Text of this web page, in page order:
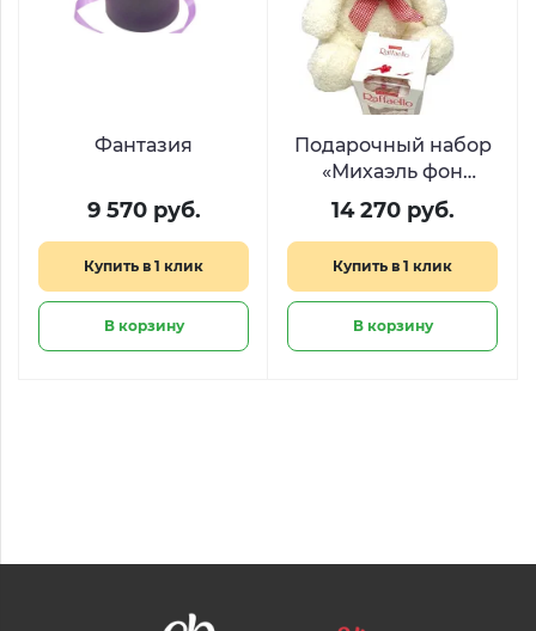
Фантазия
9 570 руб.
Купить в 1 клик
В корзину
Подарочный набор
«Михаэль фон
Розен»
14 270 руб.
Купить в 1 клик
В корзину